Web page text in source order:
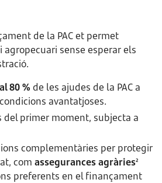
de la PAC et permet
agropecuari sense esperar els
80 % de les ajudes de la PAC a
avantatjoses.
del primer moment, subjecta a
complementàries per protegir
com assegurances agràries2
preferents en el finançament